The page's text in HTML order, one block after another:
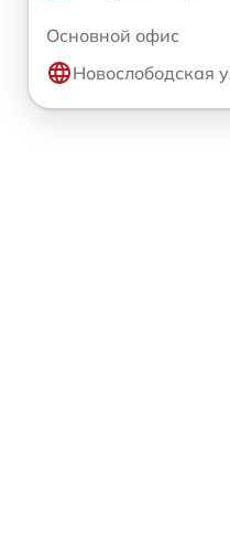
Основной офис
Новослободская